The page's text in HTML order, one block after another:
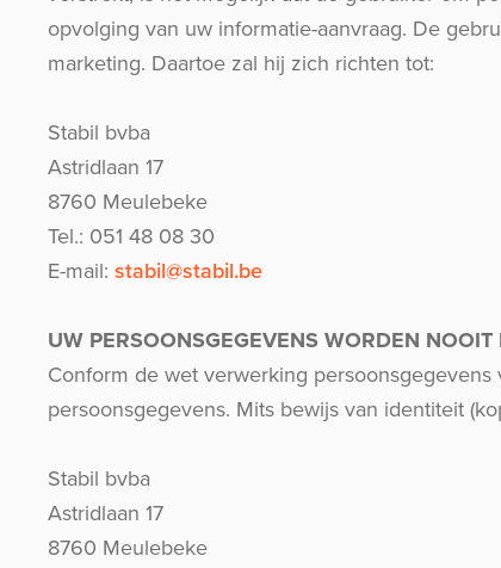
opvolging van uw informatie-aanvraag. De
marketing. Daartoe zal hij zich richten tot:
Stabil bvba
Astridlaan 17
8760 Meulebeke
Tel.: 051 48 08 30
E-mail: stabil@stabil.be
UW PERSOONSGEGEVENS WORDEN
Conform de wet verwerking
persoonsgegevens. Mits bewijs van identiteit
Stabil bvba
Astridlaan 17
8760 Meulebeke